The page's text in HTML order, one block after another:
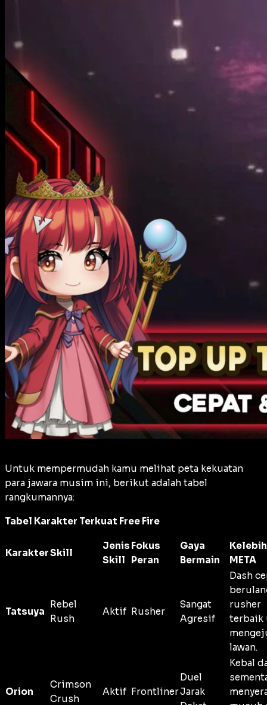
Untuk mempermudah kamu melihat peta kekuatan
para jawara musim ini, berikut adalah tabel
rangkumannya:
Tabel Karakter Terkuat Free Fire
KarakterSkill
Jenis
Skill
Fokus
Peran
Gaya
Bermain
META
Tatsuya
Rebel
Rush
Aktif Rusher
Sangat
Agresif
Dash
rusher
terbaik
lawan.
Orion
Crimson
Crush
Aktif Frontliner
Duel
Jarak
Kebal